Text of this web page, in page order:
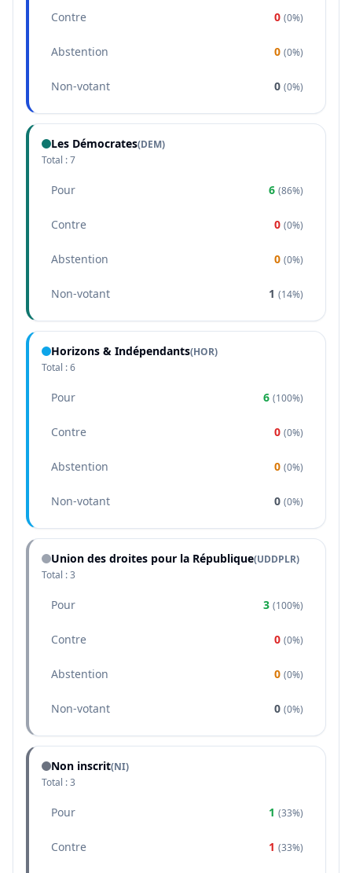
Contre 0 (0%)
Abstention 0 (0%)
Non-votant 0 (0%)
Les Démocrates(DEM)
Total :7
Pour 6 (86%)
Contre 0 (0%)
Abstention 0 (0%)
Non-votant 1 (14%)
Horizons & Indépendants(HOR)
Total :6
Pour 6 (100%)
Contre 0 (0%)
Abstention 0 (0%)
Non-votant 0 (0%)
Union des droites pour la République(UDDPLR)
Total :3
Pour 3 (100%)
Contre 0 (0%)
Abstention 0 (0%)
Non-votant 0 (0%)
Non inscrit(NI)
Total :3
Pour 1 (33%)
Contre 1 (33%)